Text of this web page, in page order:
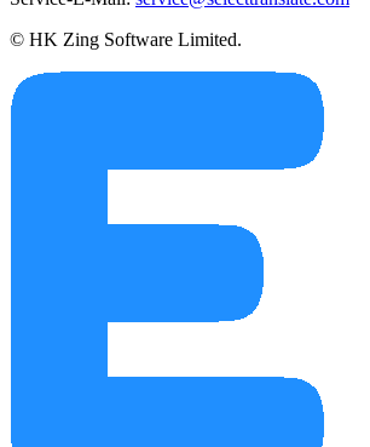
© HK Zing Software Limited.